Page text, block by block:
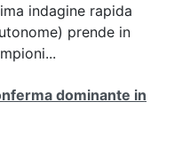
indagine rapida
prende in
dominante in